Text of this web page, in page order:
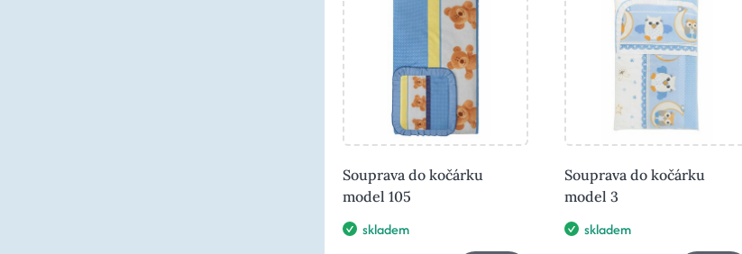
Souprava do kočárku
model 105
skladem
Souprava do kočárku
model 3
skladem